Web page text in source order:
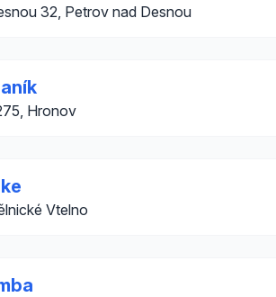
32, Petrov nad Desnou
Hronov
Vtelno